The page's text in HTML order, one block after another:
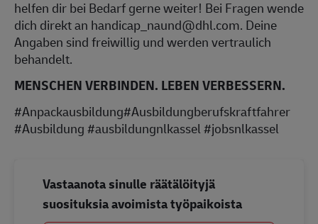
helfen dir bei Bedarf gerne weiter! Bei Fragen wende
dich direkt an handicap_naund@dhl.com. Deine
Angaben sind freiwillig und werden vertraulich
behandelt.
MENSCHEN VERBINDEN. LEBEN VERBESSERN.
#Anpackausbildung#Ausbildungberufskraftfahrer
#Ausbildung #ausbildungnlkassel #jobsnlkassel
Vastaanota sinulle räätälöityjä
suosituksia avoimista työpaikoista